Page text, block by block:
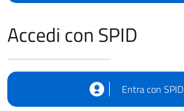
Accedi con SPID
Entra con SPID